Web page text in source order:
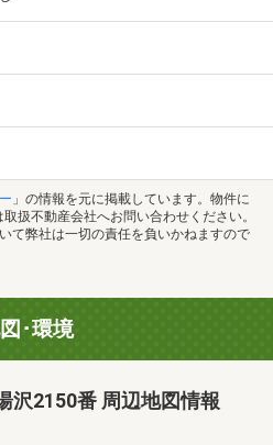
」の情報を元に掲載しています。物件に
扱不動産会社へお問い合わせください。
て弊社は一切の責任を負いかねますので
･環境
沢2150番 周辺地図情報